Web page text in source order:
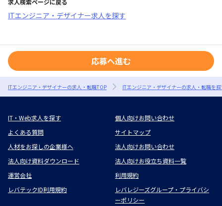
求人検索ページに戻る
ITエンジニア・デザイナー求人を探す
応募へ進む
ITエンジニア・デザイナーの求人・転職TOP ITエンジニア・デザイナーの求人・転職を
IT・Web求人を探す
個人向けお問い合わせ
よくある質問
サイトマップ
人材をお探しの企業様へ
法人向けお問い合わせ
法人向け資料ダウンロード
法人向けお役立ち資料一覧
運営会社
利用規約
レバテックID利用規約
レバレジーズグループ・プライバシ
ーポリシー